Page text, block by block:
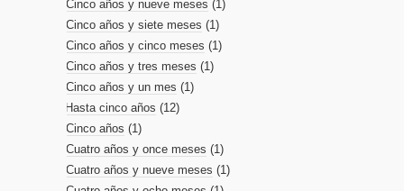
Cinco años y nueve meses (1)
Cinco años y siete meses (1)
Cinco años y cinco meses (1)
Cinco años y tres meses (1)
Cinco años y un mes (1)
Hasta cinco años (12)
Cinco años (1)
Cuatro años y once meses (1)
Cuatro años y nueve meses (1)